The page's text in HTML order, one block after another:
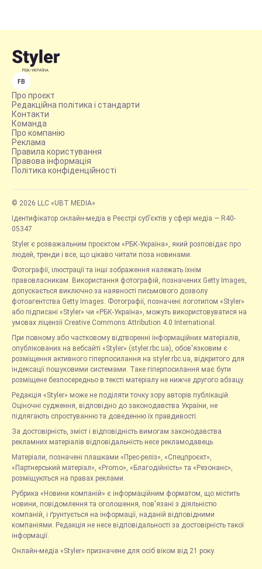
FB
Про проєкт
Редакційна політика і стандарти
Контакти
Команда
Про компанію
Реклама
Правила користування
Правова інформація
Політика конфіденційності
© 2026 LLC «UBT MEDIA»
Ідентифікатор онлайн-медіа в Реєстрі суб’єктів у сфері медіа — R40-
05347
Styler є розважальним проєктом «РБК-Україна», який розповідає про
людей, тренди і все, що цікаво читати поза новинами.
Фотографії, ілюстрації та інші зображення належать їхнім
правовласникам. Використання фотографій, позначених Getty Images,
допускається виключно за наявності письмового дозволу
фотоагентства Getty Images. Фотографії, позначені логотипом «Styler»
або підписані «Styler» чи «РБК-Україна», можуть використовуватися на
умовах ліцензії Creative Commons Attribution 4.0 International.
При повному або частковому відтворенні інформаційних матеріалів,
опублікованих на вебсайті «Styler» (styler.rbc.ua), обов'язковим є
розміщення активного гіперпосилання на styler.rbc.ua, відкритого для
індексації пошуковими системами. Таке гіперпосилання має бути
розміщене безпосередньо в тексті матеріалу не нижче другого абзацу.
Редакція «Styler» може не поділяти точку зору авторів публікацій.
Оціночні судження, відповідно до законодавства України, не
підлягають спростуванню та доведенню їх правдивості.
За достовірність, зміст і відповідність вимогам законодавства
рекламних матеріалів відповідальність несе рекламодавець.
Матеріали, позначені плашками «Прес-реліз», «Спецпроєкт»,
«Партнерський матеріал», «Promo», «Благодійність» та «Резонанс»,
розміщуються на правах реклами.
Рубрика «Новини компаній» є інформаційним форматом, що містить
новини, повідомлення та оголошення, пов'язані з діяльністю
компаній, і ґрунтується на інформації, наданій відповідними
компаніями. Редакція не несе відповідальності за достовірність такої
інформації.
Онлайн-медіа «Styler» призначене для осіб віком від 21 року.